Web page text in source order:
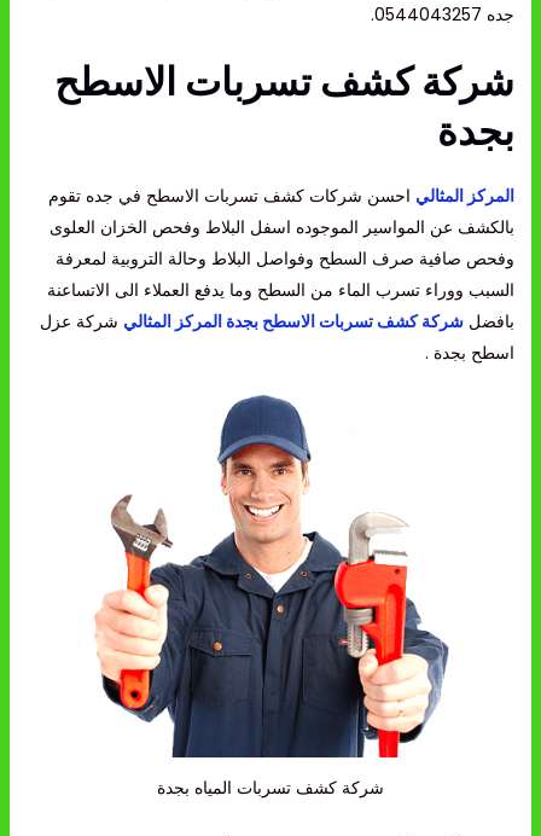
جده 0544043257.
شركة كشف تسربات الاسطح
بجدة
المركز المثالي احسن شركات كشف تسربات الاسطح في جده تقوم
بالكشف عن المواسير الموجوده اسفل البلاط وفحص الخزان العلوى
وفحص صافية صرف السطح وفواصل البلاط وحالة التروبية لمعرفة
السبب ووراء تسرب الماء من السطح وما يدفع العملاء الى الاتساعنة
بافضل شركة كشف تسربات الاسطح بجدة المركز المثالي شركة عزل
اسطح بجدة .
شركة كشف تسربات المياه بجدة